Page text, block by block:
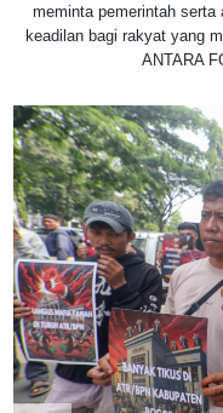
meminta pemerintah serta
keadilan bagi rakyat yang
ANTARA